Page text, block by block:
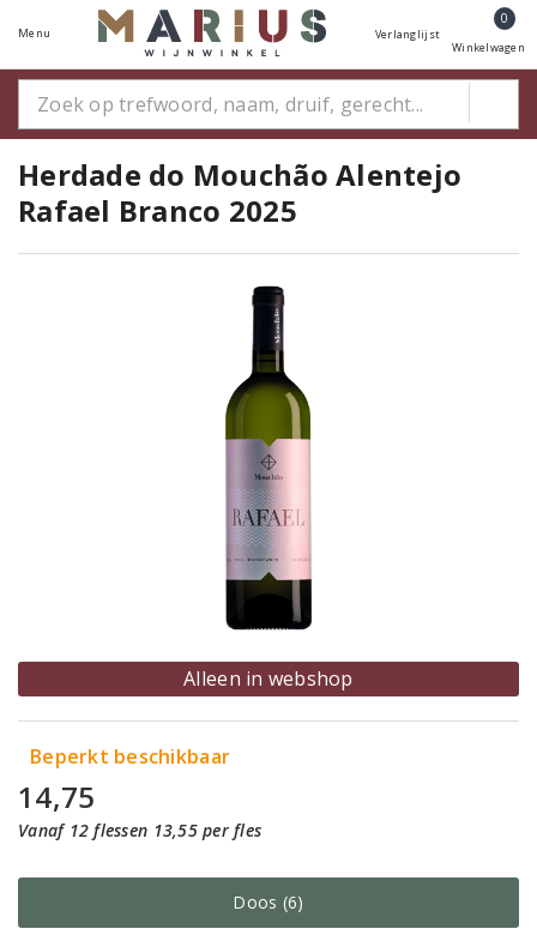
Menu Verlanglijst
0
Winkelwagen
Herdade do Mouchão Alentejo
Rafael Branco 2025
Alleen in webshop
Beperkt beschikbaar
14,75
Vanaf 12 flessen 13,55 per fles
Doos (6)